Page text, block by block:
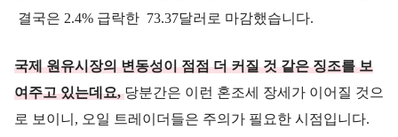
결국은 2.4% 급락한 73.37달러로 마감했습니다.
국제 원유시장의 변동성이 점점 더 커질 것 같은 징조를 보
여주고 있는데요,당분간은 이런 혼조세 장세가 이어질 것으
로 보이니, 오일 트레이더들은 주의가 필요한 시점입니다.